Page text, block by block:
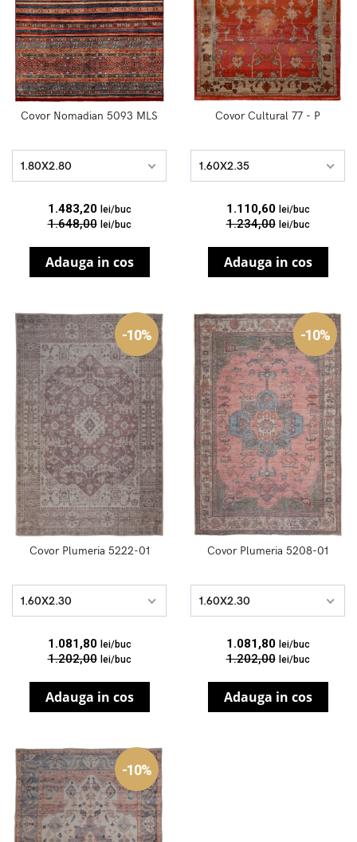
Covor Nomadian 5093 MLS
1.80X2.80
1.483,20 lei/buc
1.648,00 lei/buc
Adauga in cos
Covor Cultural 77 - P
1.60X2.35
1.110,60 lei/buc
1.234,00 lei/buc
Adauga in cos
-10%
Covor Plumeria 5222-01
1.60X2.30
1.081,80 lei/buc
1.202,00 lei/buc
Adauga in cos
-10%
Covor Plumeria 5208-01
1.60X2.30
1.081,80 lei/buc
1.202,00 lei/buc
Adauga in cos
-10%